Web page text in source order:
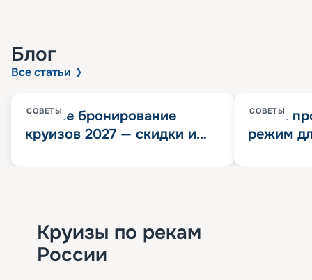
Блог
Все статьи
СОВЕТЫ
Раннее бронирование
круизов 2027 — скидки и
СОВЕТЫ
Китай
режим
Круизы по рекам
России